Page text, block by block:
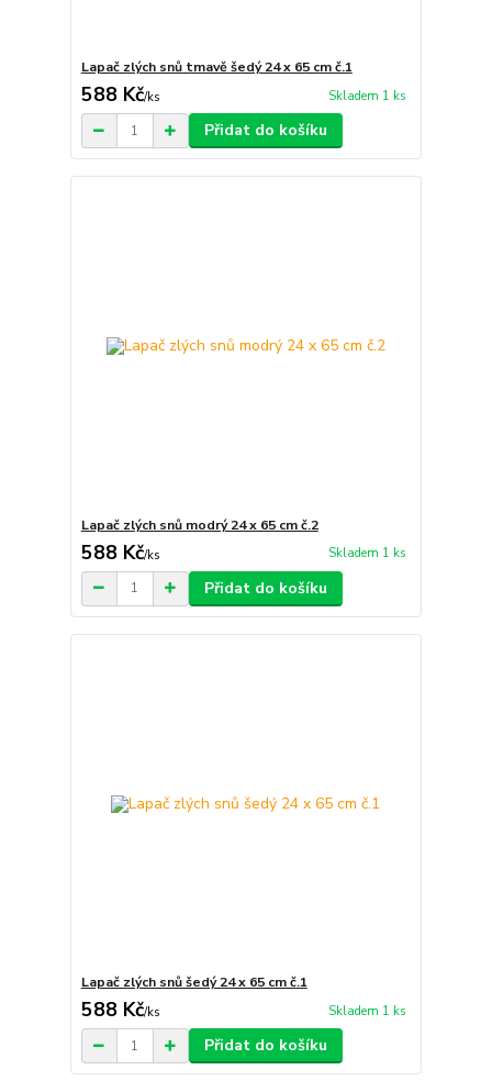
Lapač zlých snů tmavě šedý 24 x 65 cm č.1
588 Kč/ks Skladem 1 ks
Přidat do košíku
Lapač zlých snů modrý 24 x 65 cm č.2
588 Kč/ks Skladem 1 ks
Přidat do košíku
Lapač zlých snů šedý 24 x 65 cm č.1
588 Kč/ks Skladem 1 ks
Přidat do košíku